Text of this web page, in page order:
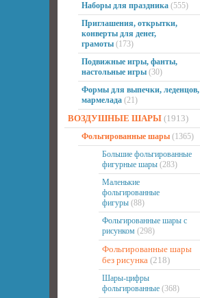
Наборы для праздника (555)
Приглашения, открытки,
конверты для денег,
грамоты (173)
Подвижные игры, фанты,
настольные игры (30)
Формы для выпечки, леденцов,
мармелада (21)
ВОЗДУШНЫЕ ШАРЫ (1913)
Фольгированные шары (1365)
Большие фольгированные
фигурные шары (283)
Маленькие
фольгированные
фигуры (88)
Фольгированные шары с
рисунком (298)
Фольгированные шары
без рисунка (218)
Шары-цифры
фольгированные (368)